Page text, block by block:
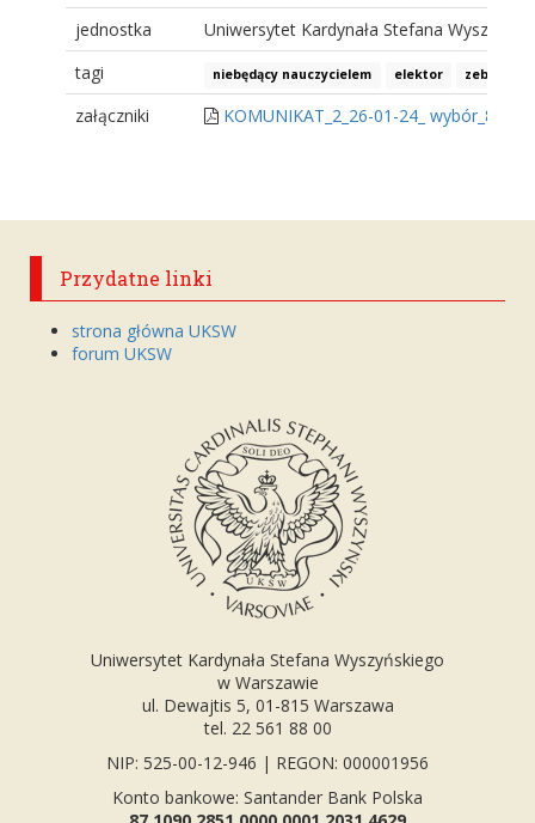
jednostka
Uniwersytet Kardynała Stefana
tagi
niebędący nauczycielem elektor zebranie
załączniki KOMUNIKAT_2_26-01-24_
Przydatne linki
strona główna UKSW
forum UKSW
Uniwersytet Kardynała Stefana Wyszyńskiego
w Warszawie
ul. Dewajtis 5, 01-815 Warszawa
tel. 22 561 88 00
NIP: 525-00-12-946 | REGON: 000001956
Konto bankowe: Santander Bank Polska